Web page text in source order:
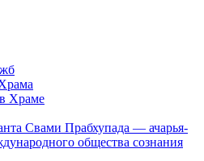
Храме
Свами Прабхупада — ачарья-
общества сознания